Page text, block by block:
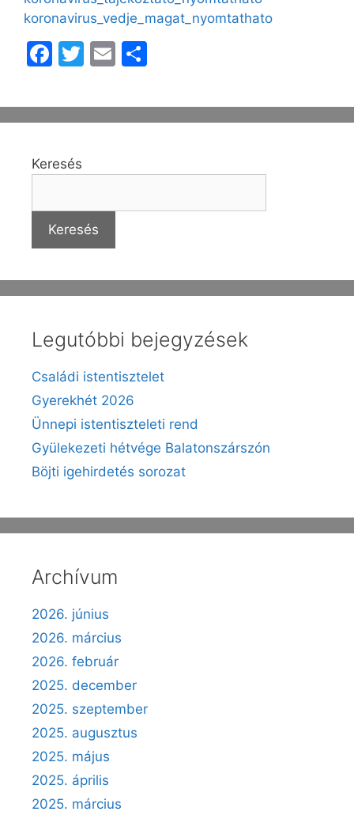
koronavirus_vedje_magat_nyomtathato
F
c
e
b
o
o
k
T
itt
er
E
ai
l
s
z
m
e
Keresés
Keresés
Legutóbbi bejegyzések
Családi istentisztelet
Gyerekhét 2026
Ünnepi istentiszteleti rend
Gyülekezeti hétvége Balatonszárszón
Böjti igehirdetés sorozat
Archívum
2026. június
2026. március
2026. február
2025. december
2025. szeptember
2025. augusztus
2025. május
2025. április
2025. március